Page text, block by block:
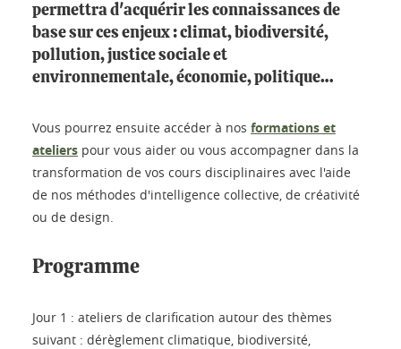
permettra d'acquérir les connaissances de
base sur ces enjeux : climat, biodiversité,
pollution, justice sociale et
environnementale, économie, politique…
Vous pourrez ensuite accéder à nos formations et
ateliers pour vous aider ou vous accompagner dans la
transformation de vos cours disciplinaires avec l'aide
de nos méthodes d'intelligence collective, de créativité
ou de design.
Programme
Jour 1 : ateliers de clarification autour des thèmes
suivant : dérèglement climatique, biodiversité,